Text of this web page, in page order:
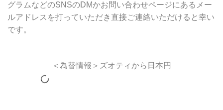
グラムなどのSNSのDMかお問い合わせページにあるメー
ルアドレスを打っていただき直接ご連絡いただけると幸い
です。
＜為替情報＞ズオティから日本円